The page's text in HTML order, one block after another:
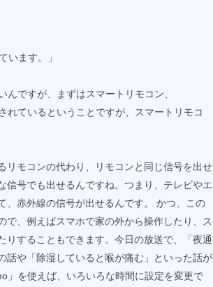
います。」
ですが、まずはスマートリモコン、
れているということですが、スマートリモコ
リモコンの代わり、リモコンと同じ信号を出せ
信号でも出せるんですね。つまり、テレビやエ
、赤外線の信号が出せるんです。 かつ、この
で、例えばスマホで家の外から操作したり、ス
りすることもできます。今日の放送で、「夜通
話や「除湿していると喉が痛む」といった話が
」を使えば、いろいろな時間に設定を変更で